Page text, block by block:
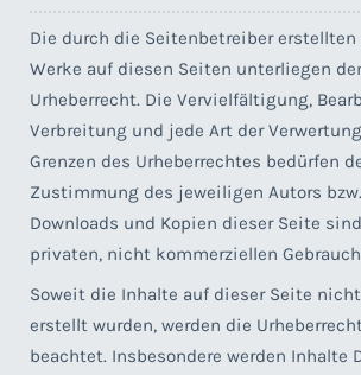
Die durch die Seitenbetreiber
Werke auf diesen Seiten unterliegen
Urheberrecht. Die Vervielfältigung,
Verbreitung und jede Art der
Grenzen des Urheberrechtes bedürfen
Zustimmung des jeweiligen Autors
Downloads und Kopien dieser Seite
privaten, nicht kommerziellen
Soweit die Inhalte auf dieser Seite
erstellt wurden, werden die
beachtet. Insbesondere werden Inhalte